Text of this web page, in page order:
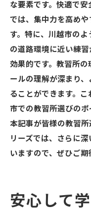
な要素です。快適で
では、集中力を高め
す。特に、川越市の
の道路環境に近い練
効果的です。教習所
ールの理解が深まり
ることができます。
市での教習所選びのポ
本記事が皆様の教習
リーズでは、さらに
いますので、ぜひご期
安心して